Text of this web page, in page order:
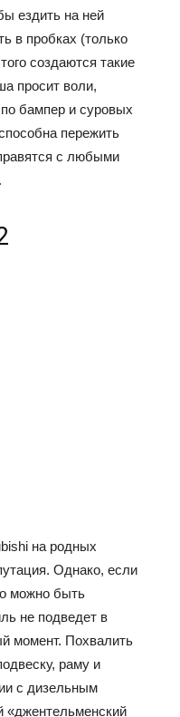
ездить на ней
в пробках (только
создаются такие
просит воли,
бампер и суровых
пережить
с любыми
на родных
Однако, если
можно быть
не подведет в
момент. Похвалить
раму и
с дизельным
«джентельменский